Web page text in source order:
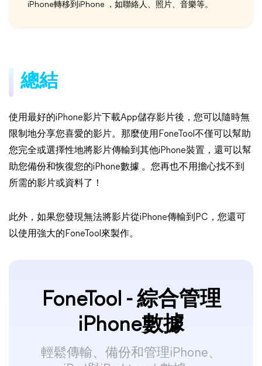
iPhone轉移到iPhone ，如聯絡人、照片、音樂等。
總結
使用最好的iPhone影片下載App儲存影片後，您可以隨時無
限制地分享您喜愛的影片。那麼使用FoneTool不僅可以幫助
您完全或選擇性地將影片傳輸到其他iPhone裝置，還可以幫
助您備份和恢復您的iPhone數據 。您再也不用擔心找不到
所需的影片或資料了！
此外，如果您發現無法將影片從iPhone傳輸到PC，您還可
以使用強大的FoneTool來製作。
FoneTool - 綜合管理
iPhone數據
輕鬆傳輸、備份和管理iPhone、